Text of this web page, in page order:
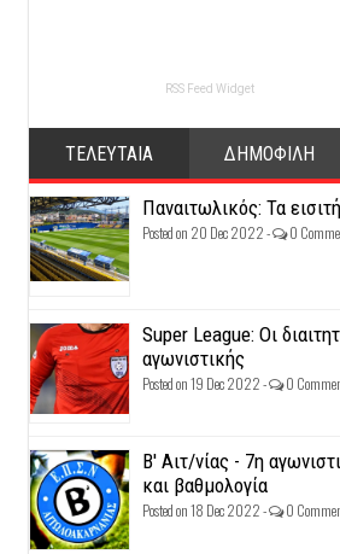
RSS Feed Widget
ΤΕΛΕΥΤΑΙΑ ΔΗΜΟΦΙΛΗ
Παναιτωλικός: Τα
Posted on 20 Dec 2022 - 0
Super League: Οι
αγωνιστικής
Posted on 19 Dec 2022 - 0
Β' Αιτ/νίας - 7η
και βαθμολογία
Posted on 18 Dec 2022 - 0